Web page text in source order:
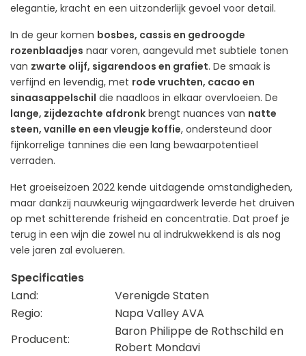
elegantie, kracht en een uitzonderlijk gevoel voor detail.
In de geur komen bosbes, cassis en gedroogde
rozenblaadjes naar voren, aangevuld met subtiele tonen
van zwarte olijf, sigarendoos en grafiet. De smaak is
verfijnd en levendig, met rode vruchten, cacao en
sinaasappelschil die naadloos in elkaar overvloeien. De
lange, zijdezachte afdronk brengt nuances van natte
steen, vanille en een vleugje koffie, ondersteund door
fijnkorrelige tannines die een lang bewaarpotentieel
verraden.
Het groeiseizoen 2022 kende uitdagende omstandigheden,
maar dankzij nauwkeurig wijngaardwerk leverde het druiven
op met schitterende frisheid en concentratie. Dat proef je
terug in een wijn die zowel nu al indrukwekkend is als nog
vele jaren zal evolueren.
Specificaties
Land:
Verenigde Staten
Regio:
Napa Valley AVA
Producent:
Baron Philippe de Rothschild en
Robert Mondavi